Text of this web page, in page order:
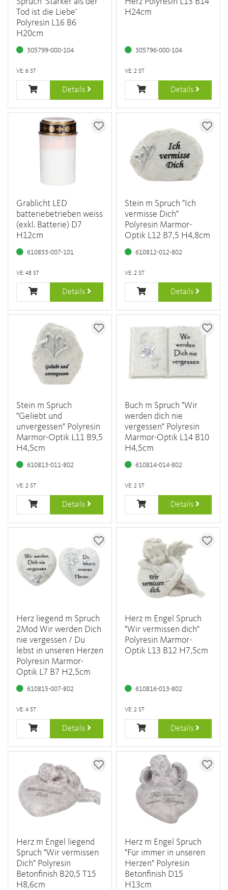
Tod ist die Liebe'
Polyresin L16 B6
H20cm
305799-000-104
VE: 6 ST
Details
H24cm
305796-000-104
VE: 2 ST
Details
Grablicht LED
batteriebetrieben weiss
(exkl. Batterie) D7
H12cm
610833-007-101
VE: 48 ST
Details
Stein m Spruch "Ich
vermisse Dich"
Polyresin Marmor-
Optik L12 B7,5 H4,8cm
610812-012-802
VE: 2 ST
Details
Stein m Spruch
"Geliebt und
unvergessen" Polyresin
Marmor-Optik L11 B9,5
H4,5cm
610813-011-802
VE: 2 ST
Details
Buch m Spruch "Wir
werden dich nie
vergessen" Polyresin
Marmor-Optik L14 B10
H4,5cm
610814-014-802
VE: 2 ST
Details
Herz liegend m Spruch
2Mod Wir werden Dich
nie vergessen / Du
lebst in unseren Herzen
Polyresin Marmor-
Optik L7 B7 H2,5cm
610815-007-802
VE: 4 ST
Details
Herz m Engel Spruch
"Wir vermissen dich"
Polyresin Marmor-
Optik L13 B12 H7,5cm
610816-013-802
VE: 2 ST
Details
Herz m Engel liegend
Spruch "Wir vermissen
Dich" Polyresin
Betonfinish B20,5 T15
H8,6cm
Herz m Engel Spruch
"Für immer in unseren
Herzen" Polyresin
Betonfinish D15
H13cm